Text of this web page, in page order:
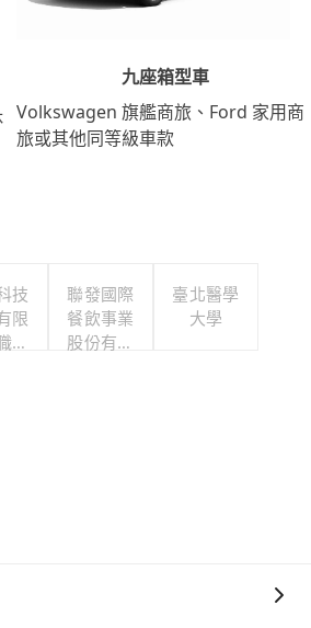
九座箱型車
Volkswagen 旗艦商旅、Ford 家用商
旅或其他同等級車款
技
限
工
聯發國際
餐飲事業
股份有限
臺北醫學
大學